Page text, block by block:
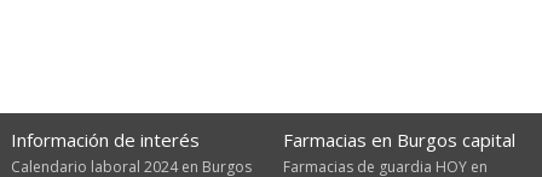
Información de interés
Calendario laboral 2024 en Burgos
Farmacias en Burgos capital
Farmacias de guardia HOY en